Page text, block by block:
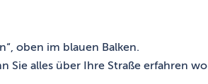
oben im blauen Balken.
Sie alles über Ihre Straße erfahren